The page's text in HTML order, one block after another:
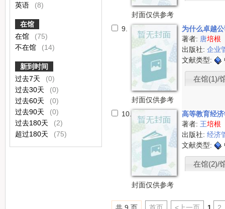
英语
(8)
在馆
在馆
(75)
不在馆
(14)
新到时间
过去7天
(0)
过去30天
(0)
过去60天
(0)
过去90天
(0)
过去180天
(2)
超过180天
(75)
封面仅供参考
9.
封面仅供参考
为什么卓越
著者: 唐培根
出版社:企业
文献类型:
在馆(1)/
10.
封面仅供参考
高等教育经
著者: 王培根
出版社:经济
文献类型:
在馆(2)/
共 9 页 首页 <上一页 1 2